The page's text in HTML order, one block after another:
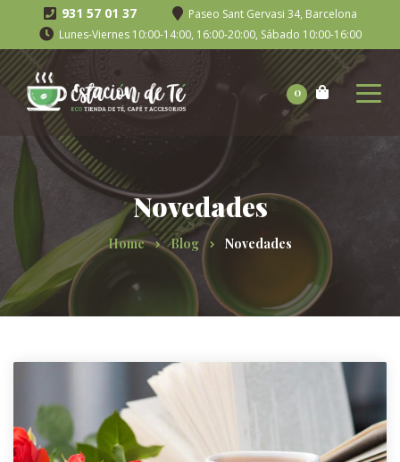
931 57 01 37
Paseo Sant Gervasi 34, Barcelona
Lunes-Viernes 10:00-14:00, 16:00-20:00, Sábado 10:00-16:00
0
Novedades
Home Blog Novedades